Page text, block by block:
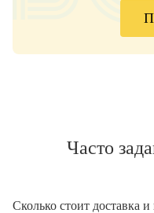
Часто
Сколько стоит доставка